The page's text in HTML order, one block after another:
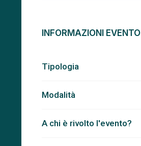
INFORMAZIONI EVENTO
Tipologia
Modalità
A chi è rivolto l'evento?